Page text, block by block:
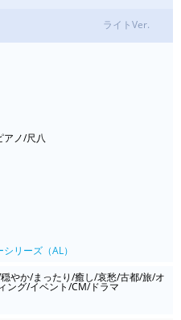
ライトVer.
アノ/尺八
リーズ（AL）
やか/まったり/癒し/哀愁/古都/旅/オ
ング/イベント/CM/ドラマ